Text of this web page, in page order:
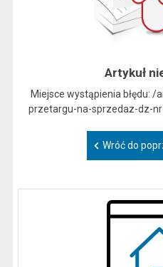
Artykuł
Miejsce wystąpienia błędu:
przetargu-na-sprzedaz-dz-
Wróć do